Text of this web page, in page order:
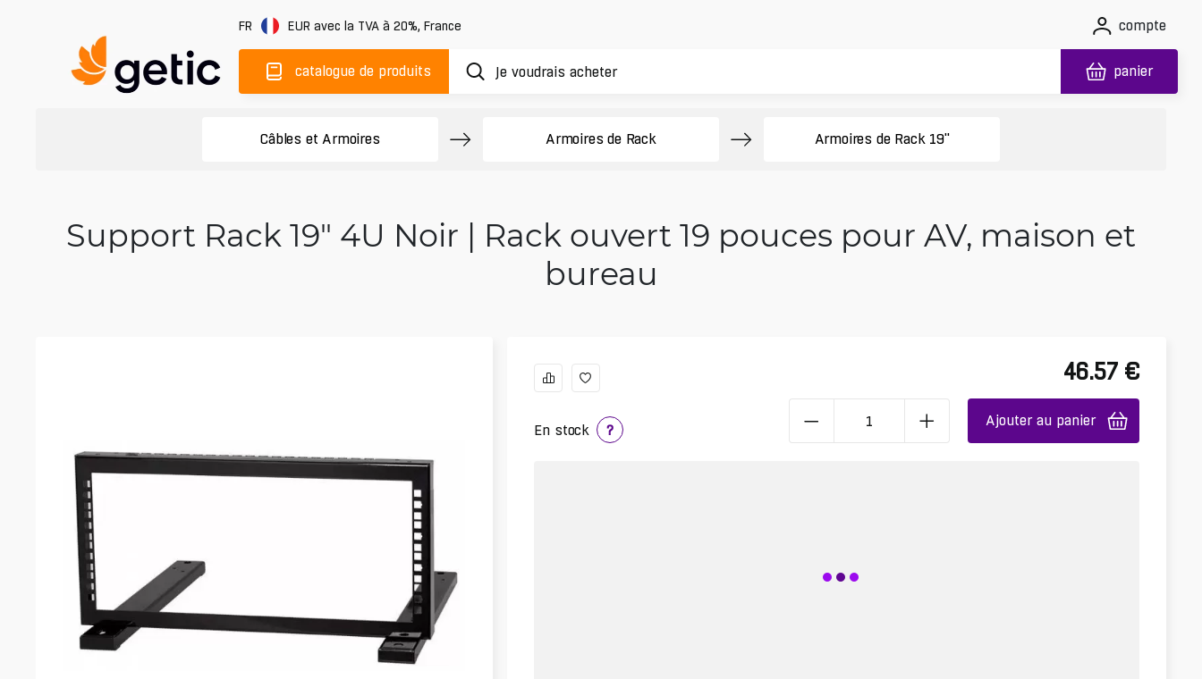
FR EUR avec la TVA à 20%, France compte
catalogue de produits panier
Câbles et Armoires Armoires de Rack Armoires de Rack 19"
Support Rack 19" 4U Noir | Rack ouvert 19 pouces pour AV, maison et
bureau
En stock ?
46.57 €
Ajouter au panier